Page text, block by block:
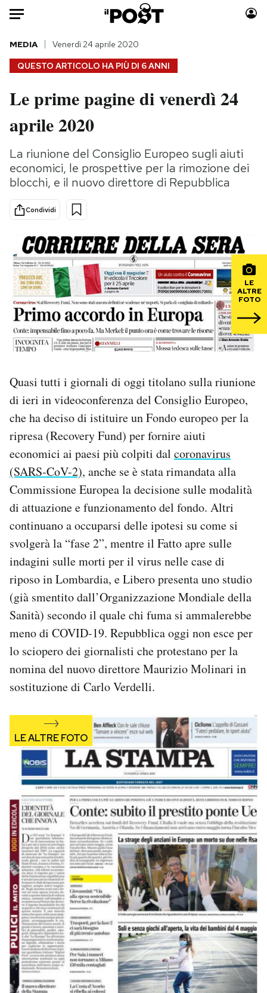
Auto
HOME
Italia
Politica
Tecnologia
Internet
Scienza
Cultura
Economia
Sport
Moda
Storie/Idee
Ok Boomer!
Media
Mondiali calcio 2026
PODCAST
NEWSLETTER
CALENDARIO
AREA PERSONALE
Area Personale
Newsletter
Notifiche mobile
Regala il Post
Hai bisogno di aiuto?
QUESTO ARTICOLO HA PIÙ DI 6 ANNI
MEDIA Venerdì 24 aprile 2020
Le prime pagine di venerdì 24
aprile 2020
La riunione del Consiglio Europeo sugli aiuti
economici, le prospettive per la rimozione dei
blocchi, e il nuovo direttore di Repubblica
Condividi
LE
ALTRE
FOTO
Quasi tutti i giornali di oggi titolano sulla riunione
di ieri in videoconferenza del Consiglio Europeo,
che ha deciso di istituire un Fondo europeo per la
ripresa (Recovery Fund) per fornire aiuti
economici ai paesi più colpiti dal coronavirus
(SARS-CoV-2), anche se è stata rimandata alla
Commissione Europea la decisione sulle modalità
di attuazione e funzionamento del fondo. Altri
continuano a occuparsi delle ipotesi su come si
svolgerà la “fase 2”, mentre il Fatto apre sulle
indagini sulle morti per il virus nelle case di
riposo in Lombardia, e Libero presenta uno studio
(già smentito dall’Organizzazione Mondiale della
Sanità) secondo il quale chi fuma si ammalerebbe
meno di COVID-19. Repubblica oggi non esce per
lo sciopero dei giornalisti che protestano per la
nomina del nuovo direttore Maurizio Molinari in
sostituzione di Carlo Verdelli.